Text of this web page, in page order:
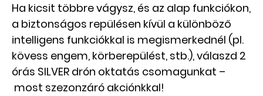
Ha kicsit többre vágysz, és az alap funkciókon,
a biztonságos repülésen kívül a különböző
intelligens funkciókkal is megismerkednél (pl.
kövess engem, körberepülést, stb.), válaszd 2
órás SILVER drón oktatás csomagunkat –
most szezonzáró akciónkkal!